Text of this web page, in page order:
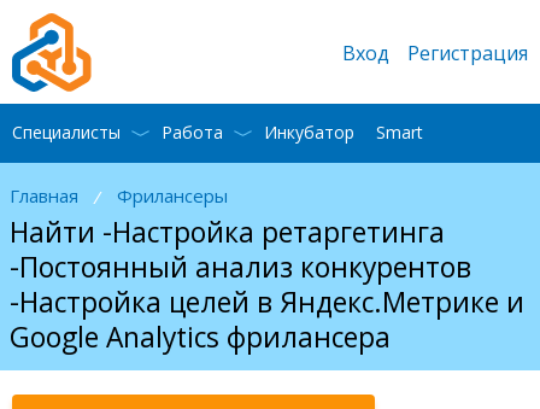
Главная / Фрилансеры
Найти -Настройка ретаргетинга
-Постоянный анализ конкурентов
-Настройка целей в Яндекс.Метрике и
Google Analytics фрилансера
Вход Регистрация
Специалисты Работа Инкубатор Smart